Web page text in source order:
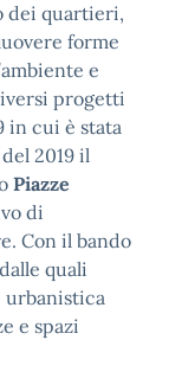
dei quartieri,
forme
e
progetti
in cui è stata
2019 il
Piazze
di
Con il bando
quali
urbanistica
e spazi